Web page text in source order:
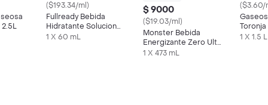
($193.34/ml)
Fullready Bebida
Hidratante Solucion
Para El Guayuabo 60
1 X 60 mL
$ 9000
($19.03/ml)
Monster Bebida
Energizante Zero Ultra
473 mL
1 X 473 mL
($3.60/
Toronja
1 X 1.5 L